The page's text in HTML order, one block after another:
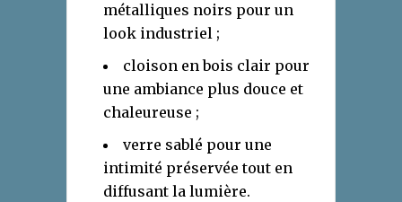
métalliques noirs pour un
look industriel ;
cloison en bois clair pour
une ambiance plus douce et
chaleureuse ;
verre sablé pour une
intimité préservée tout en
diffusant la lumière.